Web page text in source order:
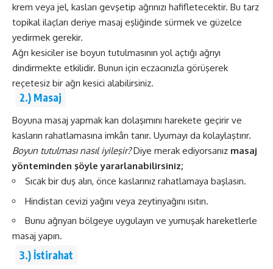
krem veya jel, kasları gevşetip ağrınızı hafifletecektir. Bu tarz
topikal ilaçları deriye masaj eşliğinde sürmek ve güzelce
yedirmek gerekir.
Ağrı kesiciler ise boyun tutulmasının yol açtığı ağrıyı
dindirmekte etkilidir. Bunun için eczacınızla görüşerek
reçetesiz bir ağrı kesici alabilirsiniz.
2.) Masaj
Boyuna masaj yapmak kan dolaşımını harekete geçirir ve
kasların rahatlamasına imkân tanır. Uyumayı da kolaylaştırır.
Boyun tutulması nasıl iyileşir?Diye merak ediyorsanız masaj
yönteminden şöyle yararlanabilirsiniz;
Sıcak bir duş alın, önce kaslarınız rahatlamaya başlasın.
Hindistan cevizi yağını veya zeytinyağını ısıtın.
Bunu ağrıyan bölgeye uygulayın ve yumuşak hareketlerle
masaj yapın.
3.) İstirahat